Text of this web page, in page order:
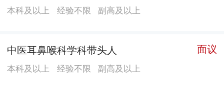
本科及以上 经验不限 副高及以上
中医耳鼻喉科学科带头人 面议
本科及以上 经验不限 副高及以上